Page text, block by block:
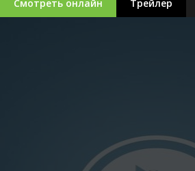
Смотреть онлайн Трейлер